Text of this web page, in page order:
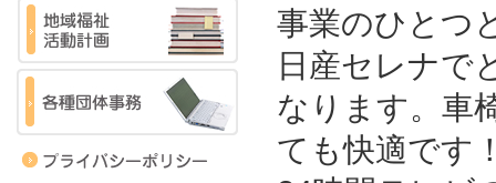
事業のひとつ
日産セレナで
なります。車
ても快適です